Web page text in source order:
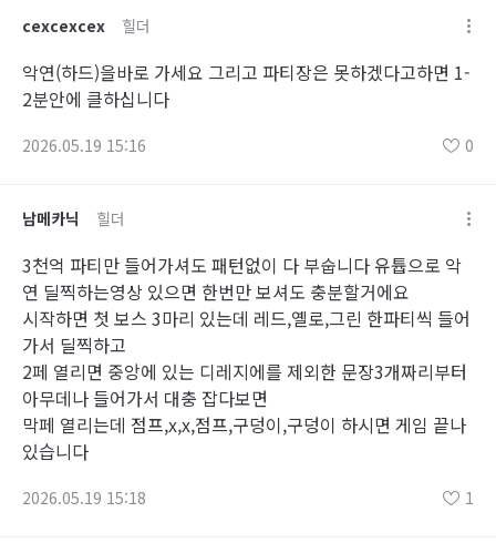
cexcexcex 힐더
악연(하드)을바로 가세요 그리고 파티장은 못하겠다고하면 1-
2분안에 클하십니다
2026.05.19 15:16 0
남메카닉 힐더
3천억 파티만 들어가셔도 패턴없이 다 부숩니다 유튭으로 악
연 딜찍하는영상 있으면 한번만 보셔도 충분할거에요
시작하면 첫 보스 3마리 있는데 레드,옐로,그린 한파티씩 들어
가서 딜찍하고
2페 열리면 중앙에 있는 디레지에를 제외한 문장3개짜리부터
아무데나 들어가서 대충 잡다보면
막페 열리는데 점프,x,x,점프,구덩이,구덩이 하시면 게임 끝나
있습니다
2026.05.19 15:18 1